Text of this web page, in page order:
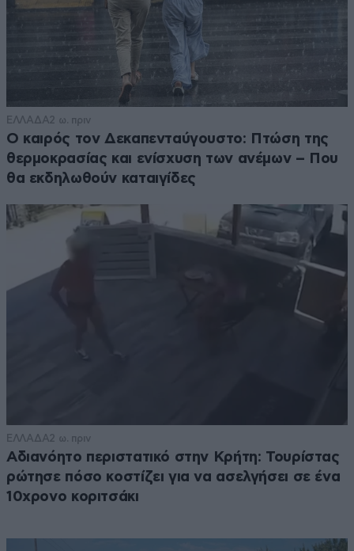
ΕΛΛΑΔΑ2 ω. πριν
Ο καιρός τον Δεκαπενταύγουστο: Πτώση της
θερμοκρασίας και ενίσχυση των ανέμων – Που
θα εκδηλωθούν καταιγίδες
ΕΛΛΑΔΑ2 ω. πριν
Αδιανόητο περιστατικό στην Κρήτη: Τουρίστας
ρώτησε πόσο κοστίζει για να ασελγήσει σε ένα
10χρονο κοριτσάκι